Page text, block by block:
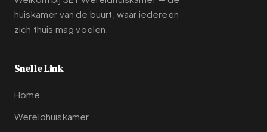
huiskamer van de buurt, waar iedereen
zich thuis mag voelen.
Snelle Link
Home
Wereldhuiskamer